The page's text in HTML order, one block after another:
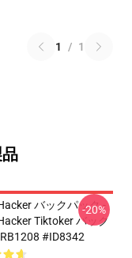
1 / 1
バックパック -
Tiktoker バック
#ID8342
-20%